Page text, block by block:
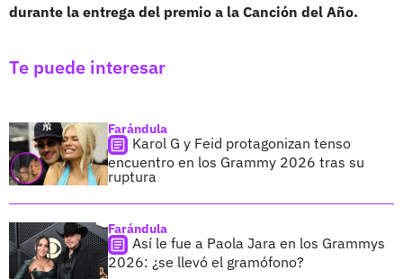
durante la entrega del premio a la Canción del Año.
Te puede interesar
Farándula
Karol G y Feid protagonizan tenso
encuentro en los Grammy 2026 tras su
ruptura
Farándula
Así le fue a Paola Jara en los Grammys
2026: ¿se llevó el gramófono?